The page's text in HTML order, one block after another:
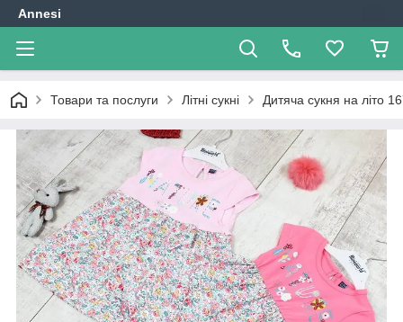
Annesi
Товари та послуги Літні сукні Дитяча сукня на літо